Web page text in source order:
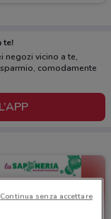
te!
negozi vicino a te,
comodamente
Continua senza accettare